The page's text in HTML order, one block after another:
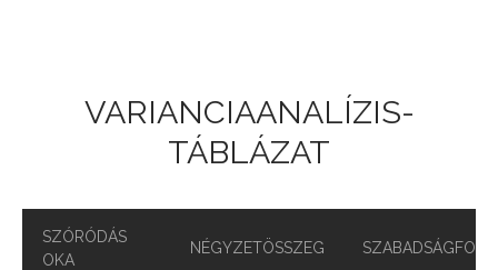
VARIANCIAANALÍZIS-
TÁBLÁZAT
SZÓRÓDÁS
OKA
NÉGYZETÖSSZEG SZABADSÁGFOK